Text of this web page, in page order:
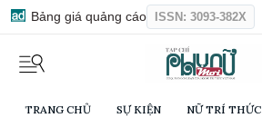
Bảng giá quảng cáo ISSN: 3093-382X
TRANG CHỦ SỰ KIỆN NỮ TRÍ THỨC